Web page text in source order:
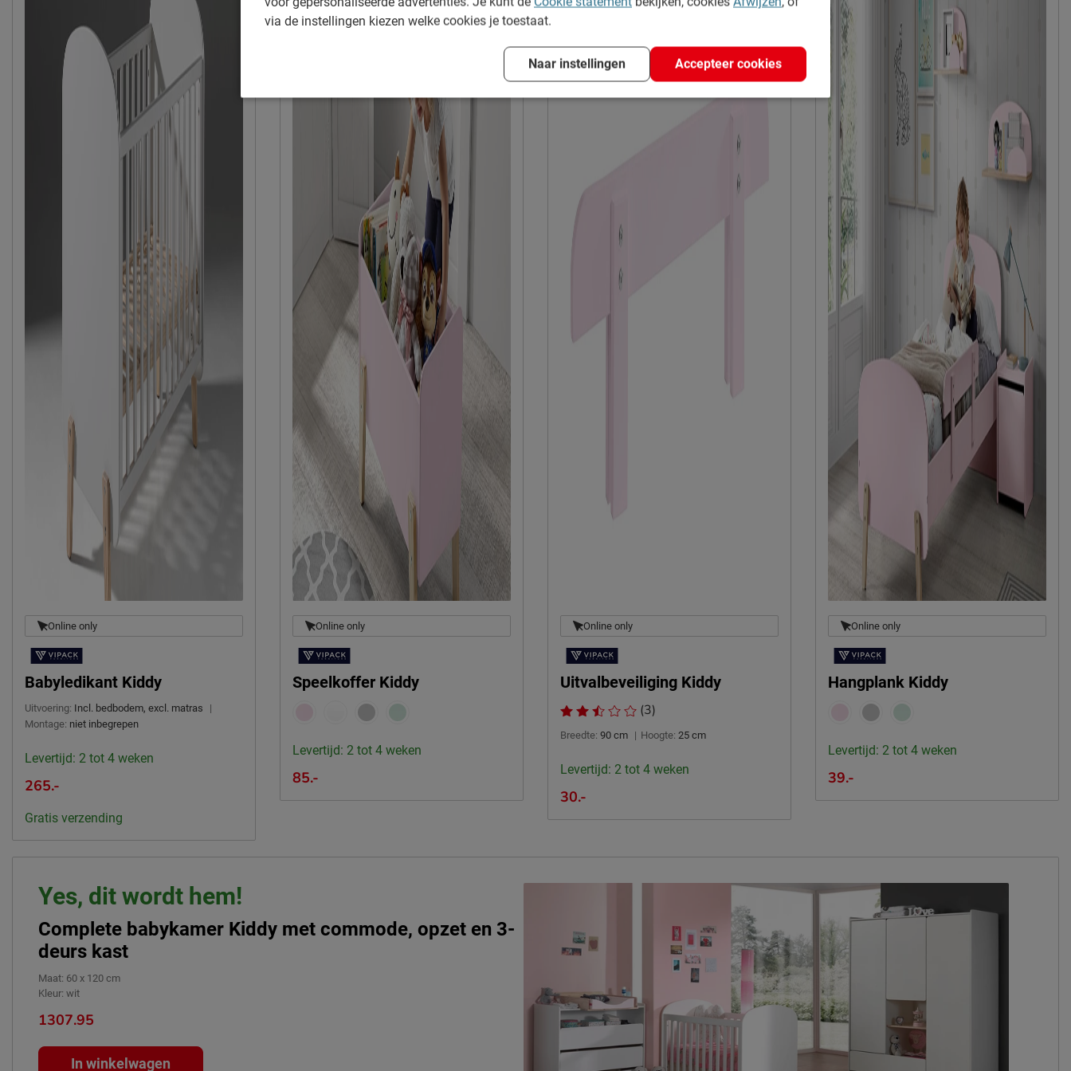
grenen
Goed om te weten
Afnemen met een vochtig doekje
2 jaar garantie volgens CBW voorwaarden
niet inbegrepen
Duurzaam duurzamer product
Leveranciersinformatie
Vipack NV
Meulebeeksestraat 51, 8710, Wielsbeke,
België
Emailadres
Online only
Babyledikant Kiddy
Uitvoering: Incl. bedbodem, excl. matras
|
Montage: niet inbegrepen
Levertijd: 2 tot 4 weken
265.-
Gratis verzending
Online only
Speelkoffer Kiddy
Levertijd: 2 tot 4 weken
85.-
Online only
Uitvalbeveiliging Kiddy
(3)
Breedte: 90 cm | Hoogte: 25 cm
Levertijd: 2 tot 4 weken
30.-
Online only
Hangplank Kiddy
Levertijd: 2 tot 4 weken
39.-
Yes, dit wordt hem!
Complete babykamer Kiddy met commode, opzet en 3-
deurs kast
Maat: 60 x 120 cm
Kleur: wit
1307.95
In winkelwagen
via de instellingen kiezen welke cookies je toestaat.
Naar instellingen Accepteer cookies